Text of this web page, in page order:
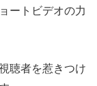
ートビデオの力
聴者を惹きつけ